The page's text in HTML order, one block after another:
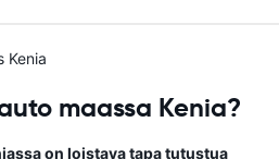
Kenia
maassa Kenia?
on loistava tapa tutustua